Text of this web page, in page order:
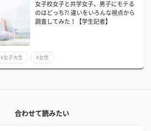
女子校女子と共学女子、男子にモテる
のはどっち?! 違いをいろんな視点から
調査してみた！【学生記者】
#女子大生 #女性
合わせて読みたい